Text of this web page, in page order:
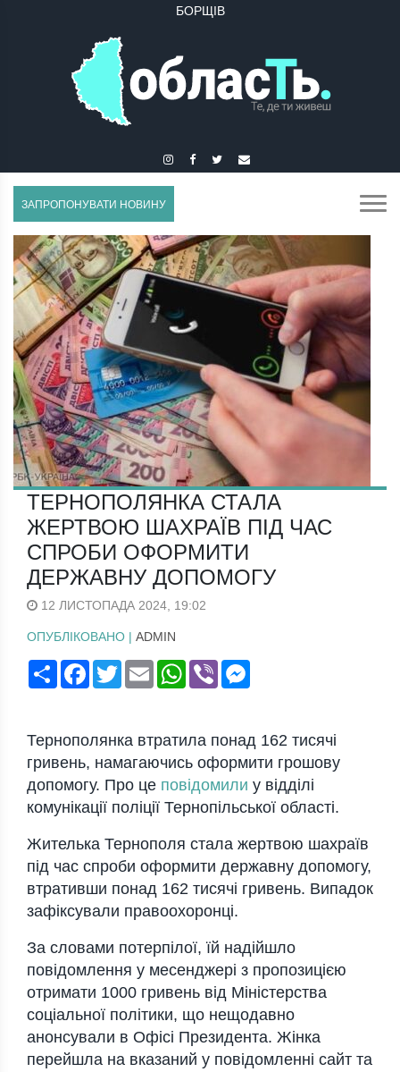
ЗАПРОПОНУВАТИ НОВИНУ
ТЕРНОПОЛЯНКА СТАЛА
ЖЕРТВОЮ ШАХРАЇВ ПІД ЧАС
СПРОБИ ОФОРМИТИ
ДЕРЖАВНУ ДОПОМОГУ
12 ЛИСТОПАДА 2024, 19:02
ОПУБЛІКОВАНО | ADMIN
ПоширитиFacebook
TwitterEmail WhatsApp
Viber
Тернополянка втратила понад 162 тисячі
гривень, намагаючись оформити грошову
допомогу. Про це повідомили у відділі
комунікації поліції Тернопільської області.
Жителька Тернополя стала жертвою шахраїв
під час спроби оформити державну допомогу,
втративши понад 162 тисячі гривень. Випадок
зафіксували правоохоронці.
За словами потерпілої, їй надійшло
повідомлення у месенджері з пропозицією
отримати 1000 гривень від Міністерства
соціальної політики, що нещодавно
анонсували в Офісі Президента. Жінка
перейшла на вказаний у повідомленні сайт та